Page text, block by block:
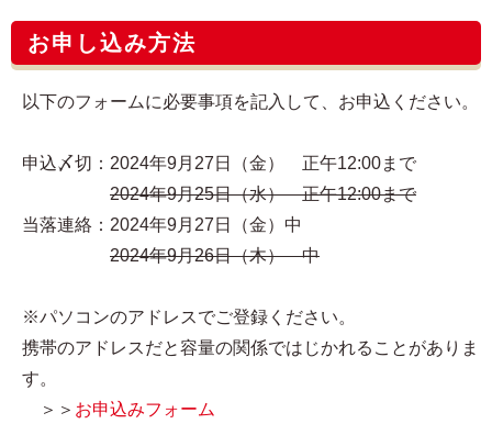
お申し込み方法
以下のフォームに必要事項を記入して、お申込ください。
申込〆切：2024年9月27日（金） 正午12:00まで
2024年9月25日（水） 正午12:00まで
当落連絡：2024年9月27日（金）中
2024年9月26日（木） 中
※パソコンのアドレスでご登録ください。
携帯のアドレスだと容量の関係ではじかれることがありま
す。
＞＞ お申込みフォーム